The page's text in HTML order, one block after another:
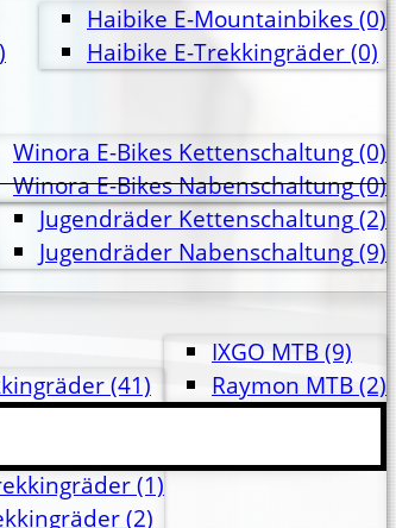
Haibike E-Mountainbikes(0)
Haibike E-Trekkingräder(0)
Winora E-Bikes Kettenschaltung(0)
Winora E-Bikes Nabenschaltung(0)
Jugendräder Kettenschaltung(2)
Jugendräder Nabenschaltung(9)
IXGO MTB(9)
Raymon MTB(2)
(41)
(0)
(1)
(2)